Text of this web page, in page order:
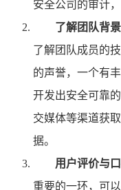
安全公司的审计
了解团队背景
了解团队成员的
的声誉，一个有
开发出安全可靠
交媒体等渠道获
据。
用户评价与
重要的一环，可